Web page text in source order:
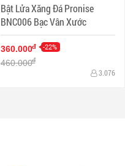
Bật Lửa Xăng Đá Pronise
BNC006 Bạc Vân Xước
360.000đ -22%
460.000đ
3.076